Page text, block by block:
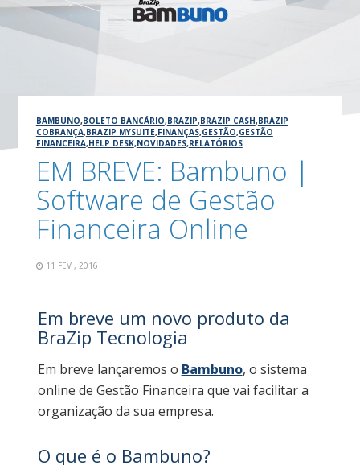
BAMBUNO,BOLETO BANCÁRIO,BRAZIP,BRAZIP CASH,BRAZIP
COBRANÇA,BRAZIP MYSUITE,FINANÇAS,GESTÃO,GESTÃO
FINANCEIRA,HELP DESK,NOVIDADES,RELATÓRIOS
EM BREVE: Bambuno |
Software de Gestão
Financeira Online
11 FEV , 2016
Em breve um novo produto da
BraZip Tecnologia
Em breve lançaremos o Bambuno, o sistema
online de Gestão Financeira que vai facilitar a
organização da sua empresa.
O que é o Bambuno?